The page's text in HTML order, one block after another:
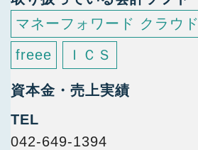
マネーフォワード クラウド
freee
ＩＣＳ
資本金・売上実績
TEL
042-649-1394